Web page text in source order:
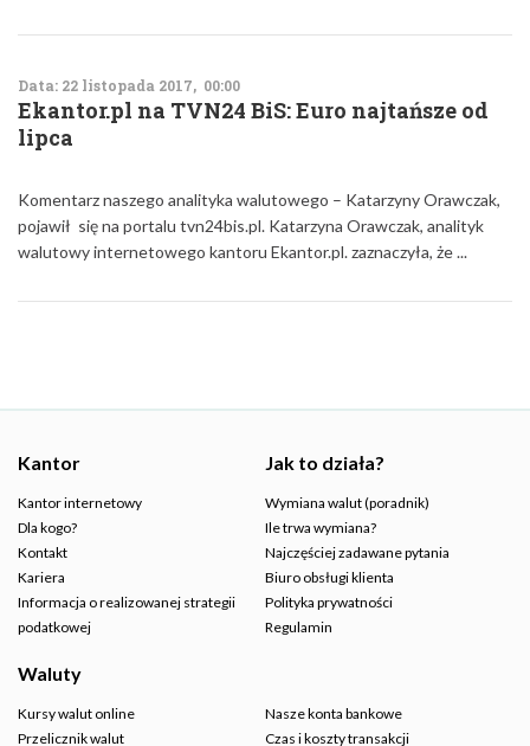
Data: 22 listopada 2017, 00:00
Ekantor.pl na TVN24 BiS: Euro najtańsze od
lipca
Komentarz naszego analityka walutowego – Katarzyny Orawczak,
pojawił się na portalu tvn24bis.pl. Katarzyna Orawczak, analityk
walutowy internetowego kantoru Ekantor.pl. zaznaczyła, że ...
Kantor
Kantor internetowy
Dla kogo?
Kontakt
Kariera
Informacja o realizowanej strategii
podatkowej
Jak to działa?
Wymiana walut (poradnik)
Ile trwa wymiana?
Najczęściej zadawane pytania
Biuro obsługi klienta
Polityka prywatności
Regulamin
Waluty
Kursy walut online
Przelicznik walut
Nasze konta bankowe
Czas i koszty transakcji